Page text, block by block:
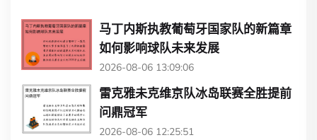
马丁内斯执教葡萄牙国家队的新篇章
如何影响球队未来发展
2026-08-06 13:09:06
雷克雅未克维京队冰岛联赛全胜提前
问鼎冠军
2026-08-06 12:25:51